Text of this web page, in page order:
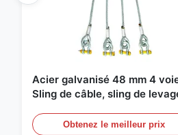
Acier galvanisé 48 mm 4
Sling de câble, sling de
Obtenez le meilleur prix